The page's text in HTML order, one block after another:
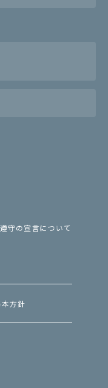
守の宣言について
方針